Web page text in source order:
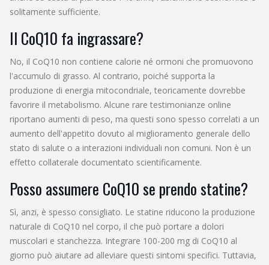
solitamente sufficiente.
Il CoQ10 fa ingrassare?
No, il CoQ10 non contiene calorie né ormoni che promuovono
l'accumulo di grasso. Al contrario, poiché supporta la
produzione di energia mitocondriale, teoricamente dovrebbe
favorire il metabolismo. Alcune rare testimonianze online
riportano aumenti di peso, ma questi sono spesso correlati a un
aumento dell'appetito dovuto al miglioramento generale dello
stato di salute o a interazioni individuali non comuni. Non è un
effetto collaterale documentato scientificamente.
Posso assumere CoQ10 se prendo statine?
Sì, anzi, è spesso consigliato. Le statine riducono la produzione
naturale di CoQ10 nel corpo, il che può portare a dolori
muscolari e stanchezza. Integrare 100-200 mg di CoQ10 al
giorno può aiutare ad alleviare questi sintomi specifici. Tuttavia,